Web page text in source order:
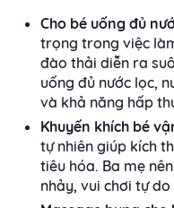
Cho bé uống đủ
trọng trong việc
đào thải diễn ra
uống đủ nước lọc,
và khả năng hấp
Khuyến khích bé
tự nhiên giúp kích
tiêu hóa. Ba mẹ
nhảy, vui chơi tự